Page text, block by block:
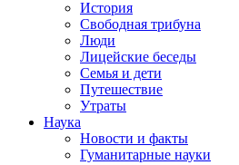
История
Свободная трибуна
Люди
Лицейские беседы
Семья и дети
Путешествие
Утраты
Наука
Новости и факты
Гуманитарные науки